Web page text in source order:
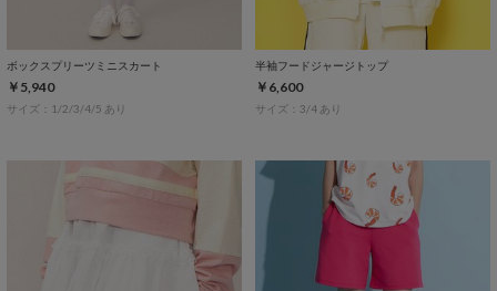
ボックスプリーツミニスカート
￥5,940
サイズ：1/2/3/4/5 あり
半袖フードジャージトップ
￥6,600
サイズ：3/4 あり